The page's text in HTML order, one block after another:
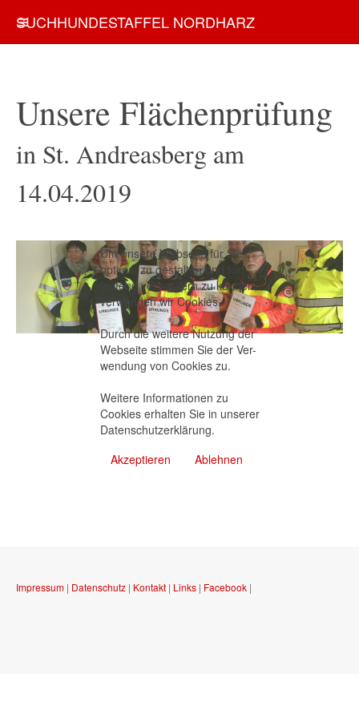
SUCHHUNDESTAFFEL NORDHARZ
Unsere Flächenprüfung
in St. Andreasberg am
14.04.2019
Impressum | Datenschutz | Kontakt | Links | Facebook |
Um unsere Webseite für Sie
optimal zu gestalten und fort-
laufend verbessern zu können,
verwenden wir Cookies.
Durch die weitere Nutzung der
Webseite stimmen Sie der Ver-
wendung von Cookies zu.
Weitere Informationen zu
Cookies erhalten Sie in unserer
Datenschutzerklärung.
Akzeptieren
Ablehnen